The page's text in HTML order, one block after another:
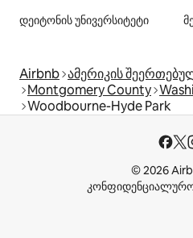
დეიტონის უნივერსიტეტი
Airbnb ამერიკის
Montgomery County
Woodbourne-Hyde Park
© 2026